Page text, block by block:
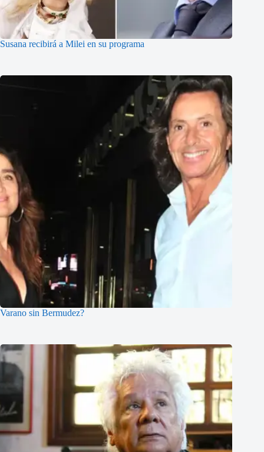
Susana recibirá a Milei en su programa
Varano sin Bermudez?